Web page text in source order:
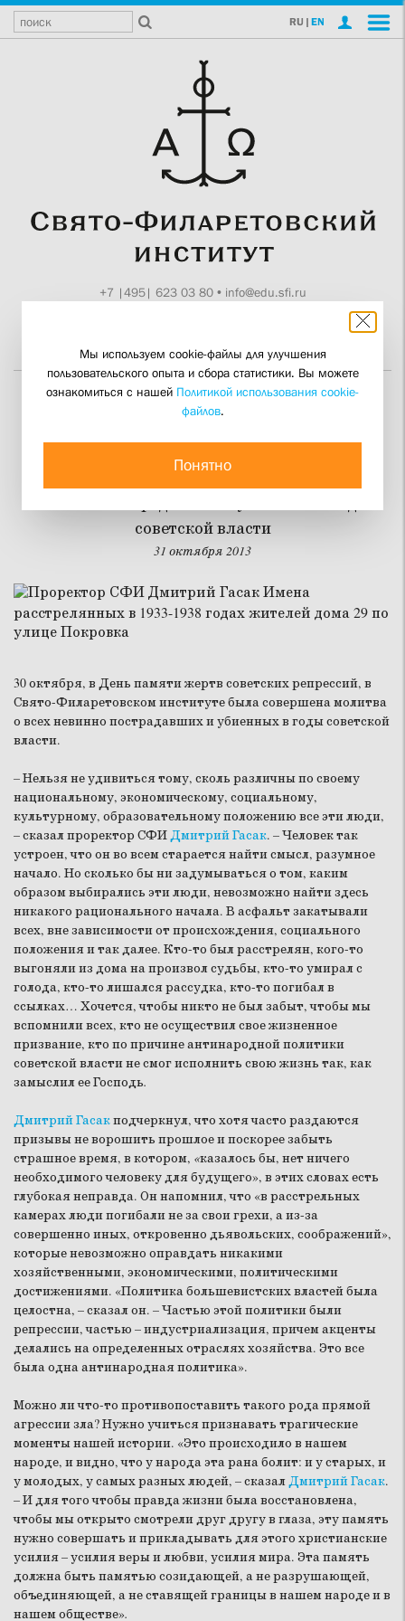
RU | EN
+7 |495| 623 03 80• info@edu.sfi.ru
Остались только имена?
невинно пострадавших и убиенных в годы
советской власти
31 октября 2013
30 октября, в День памяти жертв советских репрессий, в
Свято-Филаретовском институте была совершена молитва
о всех невинно пострадавших и убиенных в годы советской
власти.
–Нельзя не удивиться тому, сколь различны по своему
национальному, экономическому, социальному,
культурному, образовательному положению все эти люди,
– сказал проректор СФИДмитрий Гасак. – Человек так
устроен, что он во всем старается найти смысл, разумное
начало. Но сколько бы ни задумываться о том, каким
образом выбирались эти люди, невозможно найти здесь
никакого рационального начала. В асфальт закатывали
всех, вне зависимости от происхождения, социального
положения и так далее. Кто-то был расстрелян, кого-то
выгоняли из дома на произвол судьбы, кто-то умирал с
голода, кто-то лишался рассудка, кто-то погибал в
ссылках… Хочется, чтобы никто не был забыт, чтобы мы
вспомнили всех, кто не осуществил свое жизненное
призвание, кто по причине антинародной политики
советской власти не смог исполнить свою жизнь так, как
замыслил ее Господь.
Дмитрий Гасакподчеркнул, что хотя часто раздаются
призывы не ворошить прошлое и поскорее забыть
страшное время, в котором, «казалось бы, нет ничего
необходимого человеку для будущего», в этих словах есть
глубокая неправда. Он напомнил, что «в расстрельных
камерах люди погибали не за свои грехи, а из-за
совершенно иных, откровенно дьявольских, соображений»,
которые невозможно оправдать никакими
хозяйственными, экономическими, политическими
достижениями. «Политика большевистских властей была
целостна, – сказал он. – Частью этой политики были
репрессии, частью – индустриализация, причем акценты
делались на определенных отраслях хозяйства. Это все
была одна антинародная политика».
Можно ли что-то противопоставить такого рода прямой
агрессии зла? Нужно учиться признавать трагические
моменты нашей истории. «Это происходило в нашем
народе, и видно, что у народа эта рана болит: и у старых, и
у молодых, у самых разных людей, – сказалДмитрий Гасак.
– И для того чтобы правда жизни была восстановлена,
чтобы мы открыто смотрели друг другу в глаза, эту память
нужно совершать и прикладывать для этого христианские
усилия – усилия веры и любви, усилия мира. Эта память
должна быть памятью созидающей, а не разрушающей,
объединяющей, а не ставящей границы в нашем народе и в
нашем обществе».
Мы используем cookie-файлы для улучшения
пользовательского опыта и сбора статистики. Вы можете
ознакомиться с нашей Политикой использования cookie-
файлов.
Понятно